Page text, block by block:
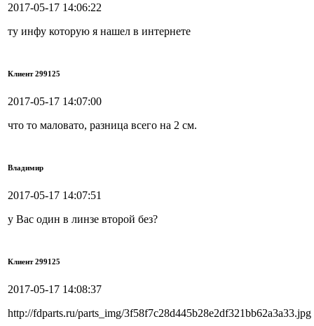
2017-05-17 14:06:22
ту инфу которую я нашел в интернете
Клиент 299125
2017-05-17 14:07:00
что то маловато, разница всего на 2 см.
Владимир
2017-05-17 14:07:51
у Вас один в линзе второй без?
Клиент 299125
2017-05-17 14:08:37
http://fdparts.ru/parts_img/3f58f7c28d445b28e2df321bb62a3a33.jpg